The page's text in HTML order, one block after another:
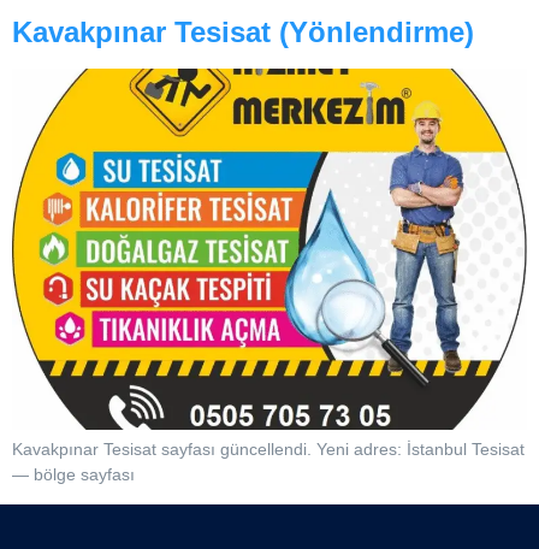
Kavakpınar Tesisat (Yönlendirme)
Kavakpınar Tesisat sayfası güncellendi. Yeni adres: İstanbul Tesisat
— bölge sayfası